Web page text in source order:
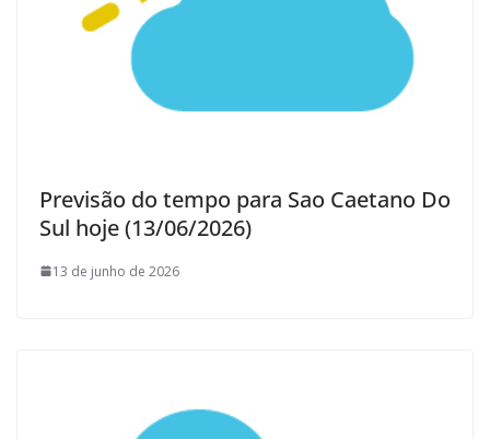
Previsão do tempo para Sao Caetano Do
Sul hoje (13/06/2026)
13 de junho de 2026